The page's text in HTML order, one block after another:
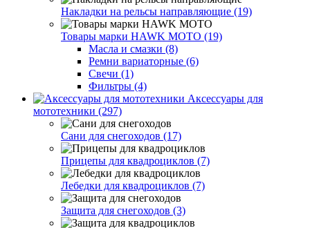
Накладки на рельсы направляющие (19)
Товары марки HAWK MOTO (19)
Масла и смазки (8)
Ремни вариаторные (6)
Свечи (1)
Фильтры (4)
Аксессуары для
мототехники (297)
Сани для снегоходов (17)
Прицепы для квадроциклов (7)
Лебедки для квадроциклов (7)
Защита для снегоходов (3)